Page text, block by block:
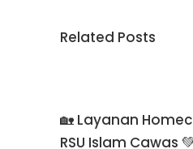
Related Posts
🏡 Layanan
RSU Islam Cawas 💚